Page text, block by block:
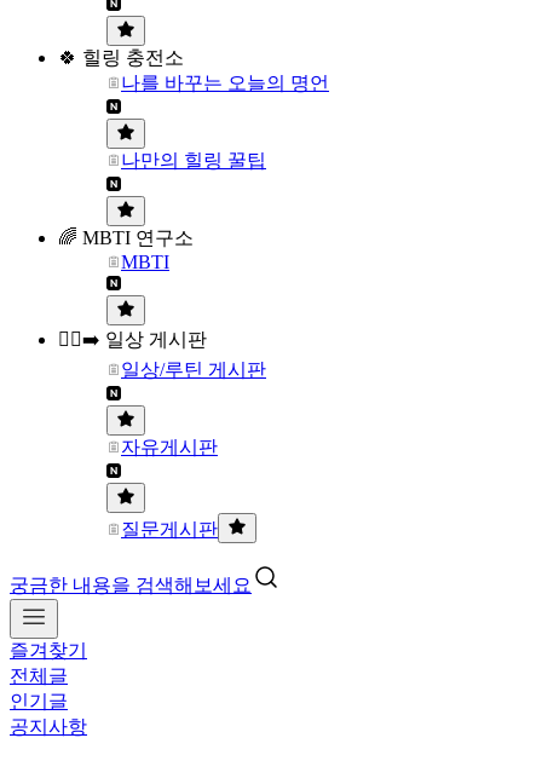
🍀 힐링 충전소
나를 바꾸는 오늘의 명언
나만의 힐링 꿀팁
🌈 MBTI 연구소
MBTI
🏃‍♀️‍➡️ 일상 게시판
일상/루틴 게시판
자유게시판
질문게시판
궁금한 내용을 검색해보세요
즐겨찾기
전체글
인기글
공지사항